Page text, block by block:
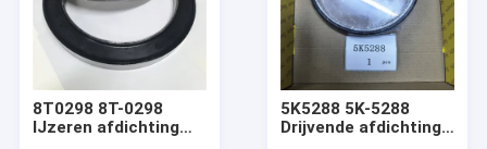
8T0298 8T-0298
IJzeren afdichting
5K5288 5K-5288
Drijvende afdichting